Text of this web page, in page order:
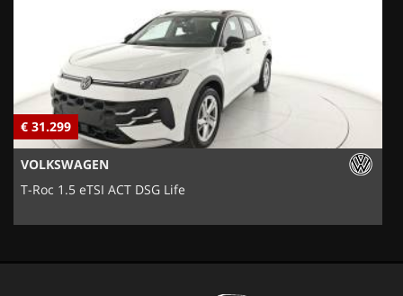
€ 31.299
VOLKSWAGEN
T-Roc 1.5 eTSI ACT DSG Life